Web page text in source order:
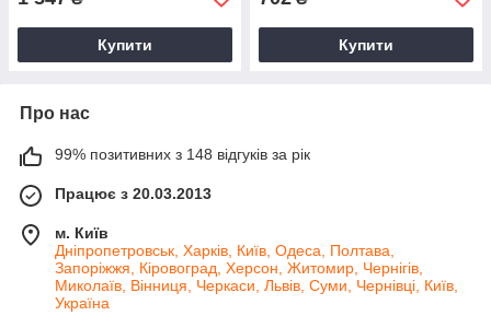
Купити Купити
Про нас
99% позитивних з 148 відгуків за рік
Працює з 20.03.2013
м. Київ
Дніпропетровськ, Харків, Київ, Одеса, Полтава,
Запоріжжя, Кіровоград, Херсон, Житомир, Чернігів,
Миколаїв, Вінниця, Черкаси, Львів, Суми, Чернівці, Київ,
Україна